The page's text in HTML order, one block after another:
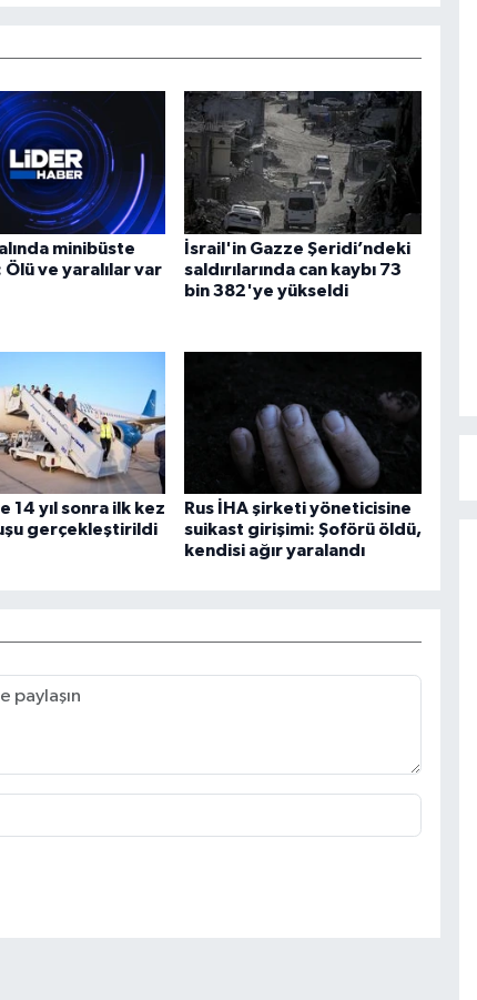
minibüste
ve yaralılar var
İsrail'in Gazze Şeridi’ndeki
saldırılarında can kaybı 73
bin 382'ye yükseldi
14 yıl sonra ilk kez
gerçekleştirildi
Rus İHA şirketi yöneticisine
suikast girişimi: Şoförü öldü,
kendisi ağır yaralandı